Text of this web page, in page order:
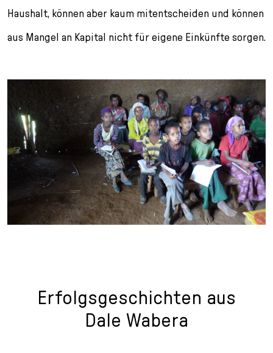
Haushalt, können aber kaum mitentscheiden und können
aus Mangel an Kapital nicht für eigene Einkünfte sorgen.
Erfolgsgeschichten aus
Dale Wabera